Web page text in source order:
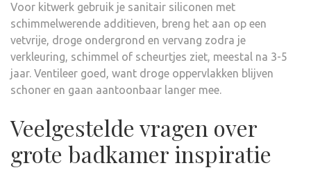
Voor kitwerk gebruik je sanitair siliconen met
schimmelwerende additieven, breng het aan op een
vetvrije, droge ondergrond en vervang zodra je
verkleuring, schimmel of scheurtjes ziet, meestal na 3-5
jaar. Ventileer goed, want droge oppervlakken blijven
schoner en gaan aantoonbaar langer mee.
Veelgestelde vragen over
grote badkamer inspiratie